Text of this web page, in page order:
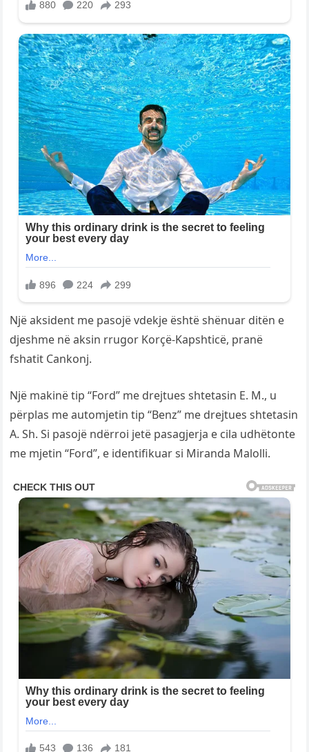
Një aksident me pasojë vdekje është shënuar ditën e
djeshme në aksin rrugor Korçë-Kapshticë, pranë
fshatit Cankonj.
Një makinë tip “Ford” me drejtues shtetasin E. M., u
përplas me automjetin tip “Benz” me drejtues shtetasin
A. Sh. Si pasojë ndërroi jetë pasagjerja e cila udhëtonte
me mjetin “Ford”, e identifikuar si Miranda Malolli.